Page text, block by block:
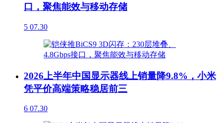
口，聚焦能效与移动存储
5 07.30
2026上半年中国显示器线上销量降9.8%，小米
凭平价高端策略稳居前三
6 07.30